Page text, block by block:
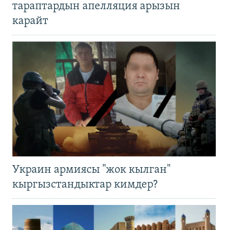
тараптардын апелляция арызын
карайт
Украин армиясы "жок кылган"
кыргызстандыктар кимдер?